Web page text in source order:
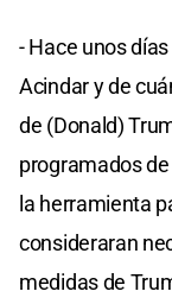
- Hace unos
Acindar y de
de (Donald)
programados
la herramienta
consideraran
medidas de